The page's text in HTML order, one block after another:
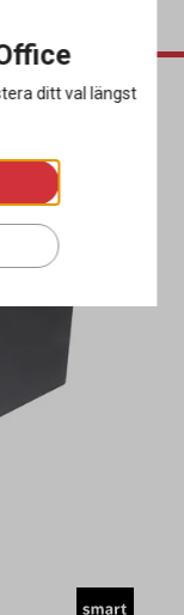
ditt val längst